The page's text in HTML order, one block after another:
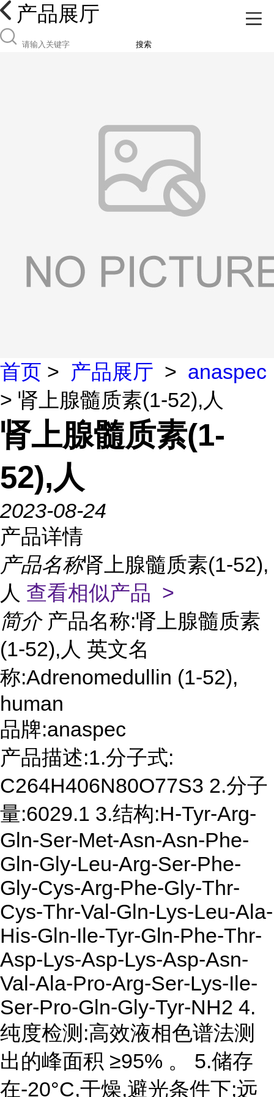
产品展厅
搜索
首页 > 产品展厅 > anaspec
> 肾上腺髓质素(1-52),人
肾上腺髓质素(1-
52),人
2023-08-24
产品详情
产品名称肾上腺髓质素(1-52),
人 查看相似产品 >
简介 产品名称:肾上腺髓质素
(1-52),人 英文名
称:Adrenomedullin (1-52),
human
品牌:anaspec
产品描述:1.分子式:
C264H406N80O77S3 2.分子
量:6029.1 3.结构:H-Tyr-Arg-
Gln-Ser-Met-Asn-Asn-Phe-
Gln-Gly-Leu-Arg-Ser-Phe-
Gly-Cys-Arg-Phe-Gly-Thr-
Cys-Thr-Val-Gln-Lys-Leu-Ala-
His-Gln-Ile-Tyr-Gln-Phe-Thr-
Asp-Lys-Asp-Lys-Asp-Asn-
Val-Ala-Pro-Arg-Ser-Lys-Ile-
Ser-Pro-Gln-Gly-Tyr-NH2 4.
纯度检测:高效液相色谱法测
出的峰面积 ≥95% 。 5.储存
在-20°C,干燥,避光条件下;远